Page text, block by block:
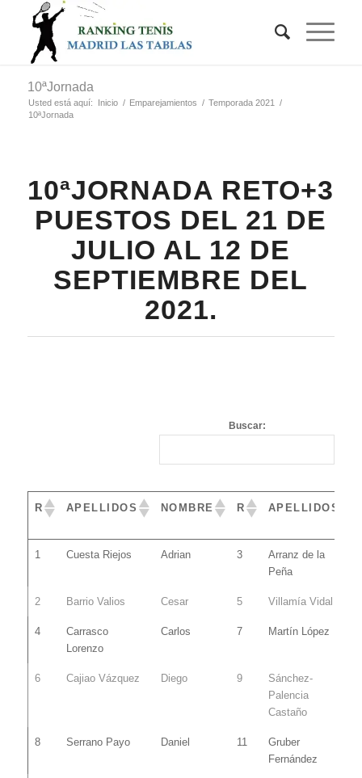
10ªJornada
Usted está aquí: Inicio / Emparejamientos / Temporada 2021
/
10ªJornada
10ªJORNADA RETO+3
PUESTOS DEL 21 DE
JULIO AL 12 DE
SEPTIEMBRE DEL
2021.
Buscar:
R APELLIDOS NOMBRE R APELLIDOS
R APELLIDOS NOMBRE R APELLIDOS
1 Cuesta Riejos Adrian 3
Arranz de la
Peña
2 Barrio Valios Cesar 5 Villamía Vidal
4
Carrasco
Lorenzo
Carlos 7 Martín López
6 Cajiao Vázquez Diego 9
Sánchez-
Palencia
Castaño
8 Serrano Payo Daniel 11
Gruber
Fernández